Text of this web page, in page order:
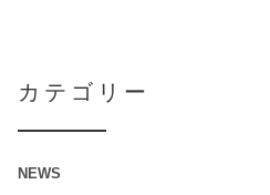
カテゴリー
NEWS